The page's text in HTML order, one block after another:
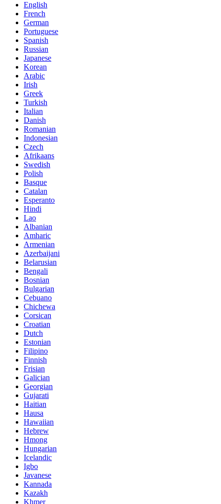
English
French
German
Portuguese
Spanish
Russian
Japanese
Korean
Arabic
Irish
Greek
Turkish
Italian
Danish
Romanian
Indonesian
Czech
Afrikaans
Swedish
Polish
Basque
Catalan
Esperanto
Hindi
Lao
Albanian
Amharic
Armenian
Azerbaijani
Belarusian
Bengali
Bosnian
Bulgarian
Cebuano
Chichewa
Corsican
Croatian
Dutch
Estonian
Filipino
Finnish
Frisian
Galician
Georgian
Gujarati
Haitian
Hausa
Hawaiian
Hebrew
Hmong
Hungarian
Icelandic
Igbo
Javanese
Kannada
Kazakh
Khmer